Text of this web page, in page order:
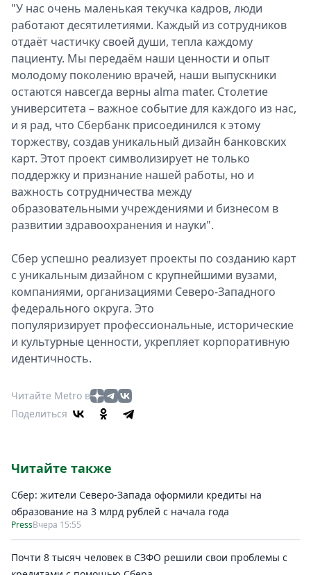
"У нас очень маленькая текучка кадров, люди
работают десятилетиями. Каждый из сотрудников
отдаёт частичку своей души, тепла каждому
пациенту. Мы передаём наши ценности и опыт
молодому поколению врачей, наши выпускники
остаются навсегда верны alma mater. Столетие
университета – важное событие для каждого из нас,
и я рад, что Сбербанк присоединился к этому
торжеству, создав уникальный дизайн банковских
карт. Этот проект символизирует не только
поддержку и признание нашей работы, но и
важность сотрудничества между
образовательными учреждениями и бизнесом в
развитии здравоохранения и науки".
Сбер успешно реализует проекты по созданию карт
с уникальным дизайном с крупнейшими вузами,
компаниями, организациями Северо-Западного
федерального округа. Это
популяризирует профессиональные, исторические
и культурные ценности, укрепляет корпоративную
идентичность.
Читайте Metro в
Поделиться
Читайте также
Сбер: жители Северо-Запада оформили кредиты на
образование на 3 млрд рублей с начала года
PressВчера 15:55
Почти 8 тысяч человек в СЗФО решили свои проблемы с